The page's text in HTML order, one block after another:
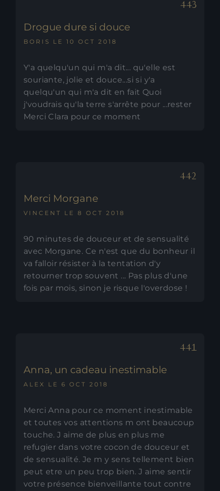
Drogue dure si douce
BORIS LE 10 OCT 2018
Y'a quelqu'un qui m'a dit... qu'elle est
souriante, jolie et douce...si si y'a
quelqu'un qui m'a dit en fait Quoi
j'voudrais qu'la terre s'arrête pour ...rester
Merci Clara pour ce moment
Merci Morgane
VINCENT LE 8 OCT 2018
90 minutes de douceur et de sensualité
avec Morgane. Ce n'est que du bonheur il
va falloir résister à la tentation d'y
retourner trop souvent ... Pas plus d'une
fois par mois, sinon je risque l'overdose !
Anna, un cadeau inestimable
ALEX LE 6 OCT 2018
Merci Anna pour ce moment inestimable
et toutes vos attentions m ont beaucoup
touche. J aime de plus en plus me
refugier dans votre cocon de douceur et
de sensualité. Je m y sens tellement bien
peut etre un peu trop bien. J aime sentir
votre présence bienveillante tout contre